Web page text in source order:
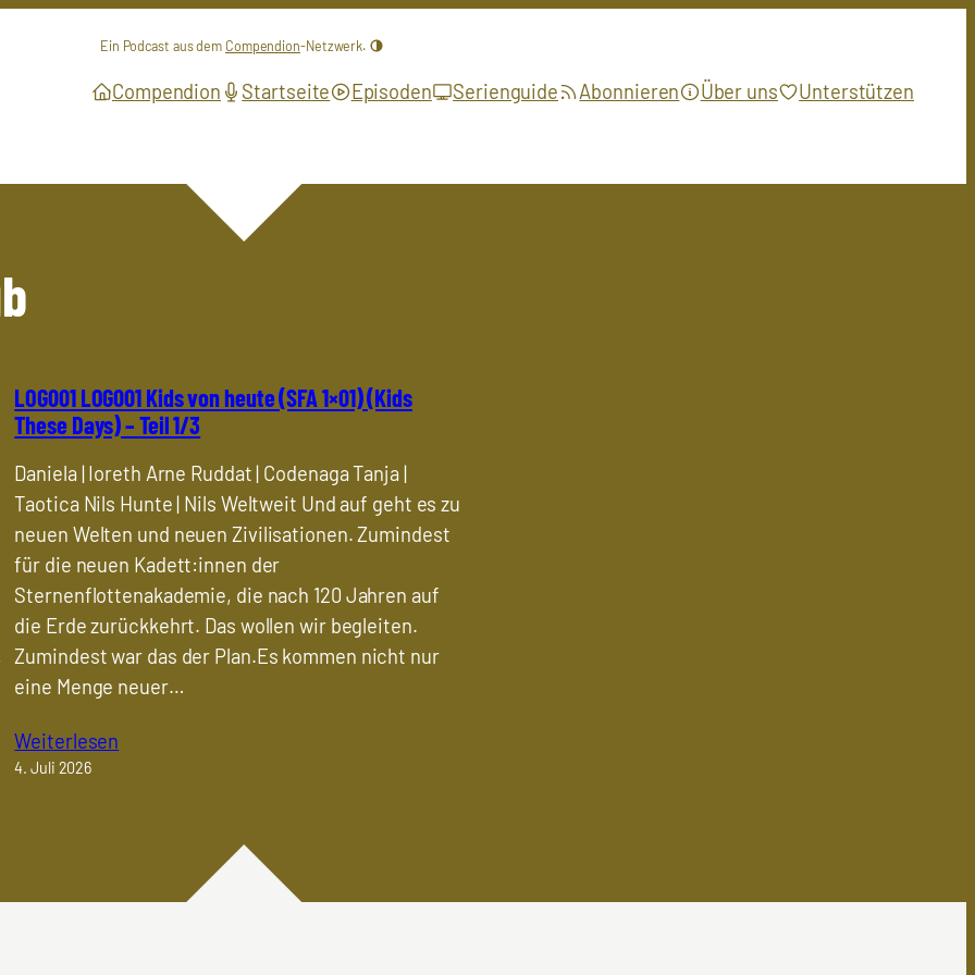
Ein Podcast aus dem Compendion-Netzwerk.
Compendion Startseite Episoden Serienguide Abonnieren Über uns Unterstützen
LOG001 LOG001 Kids von heute (SFA 1×01) (Kids
These Days) – Teil 1/3
Daniela | Ioreth Arne Ruddat | Codenaga Tanja |
Taotica Nils Hunte | Nils Weltweit Und auf geht es zu
neuen Welten und neuen Zivilisationen. Zumindest
für die neuen Kadett:innen der
Sternenflottenakademie, die nach 120 Jahren auf
die Erde zurückkehrt. Das wollen wir begleiten.
Zumindest war das der Plan.Es kommen nicht nur
eine Menge neuer…
Weiterlesen
4. Juli 2026